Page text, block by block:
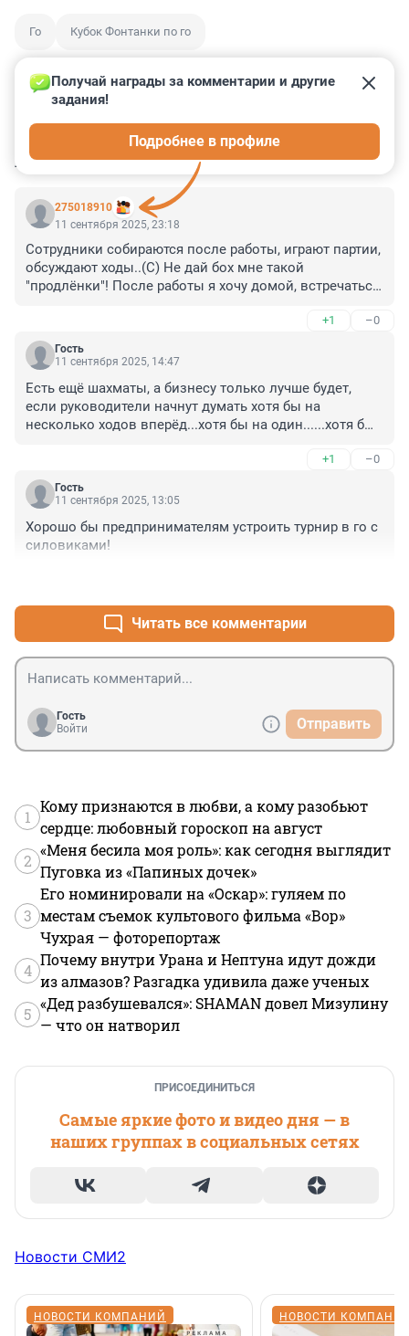
Го Кубок Фонтанки по го
КОММЕНТАРИИ 9
275018910
Получай награды за комментарии и другие
задания!
Подробнее в профиле
11 сентября 2025, 23:18
Сотрудники собираются после работы, играют партии,
обсуждают ходы..(С) Не дай бох мне такой
"продлёнки"! После работы я хочу домой, встречаться
+1 –0
Гость
11 сентября 2025, 14:47
Есть ещё шахматы, а бизнесу только лучше будет,
если руководители начнут думать хотя бы на
несколько ходов вперёд...хотя бы на один......хотя бы
+1 –0
Гость
11 сентября 2025, 13:05
Хорошо бы предпринимателям устроить турнир в го с
силовиками!
Читать все комментарии
Гость
Войти
Отправить
1
Кому признаются в любви, а кому разобьют
сердце: любовный гороскоп на август
2
«Меня бесила моя роль»: как сегодня выглядит
Пуговка из «Папиных дочек»
3
Его номинировали на «Оскар»: гуляем по
местам съемок культового фильма «Вор»
Чухрая — фоторепортаж
4
Почему внутри Урана и Нептуна идут дожди
из алмазов? Разгадка удивила даже ученых
5
«Дед разбушевался»: SHAMAN довел Мизулину
— что он натворил
ПРИСОЕДИНИТЬСЯ
Самые яркие фото и видео дня — в
наших группах в социальных сетях
Новости СМИ2
НОВОСТИ КОМПАНИЙ НОВОСТИ